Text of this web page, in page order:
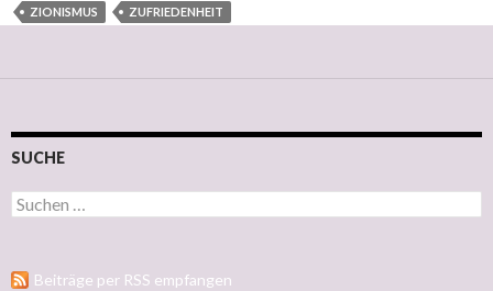
ZIONISMUS
ZUFRIEDENHEIT
SUCHE
Suchen nach:
Beiträge per RSS empfangen